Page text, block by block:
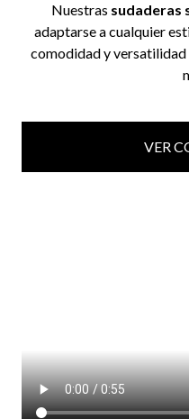
Nuestras sudaderas
adaptarse a cualquier
comodidad y
VER